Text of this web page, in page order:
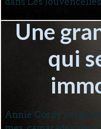
Une
qui
Annie Cordy a